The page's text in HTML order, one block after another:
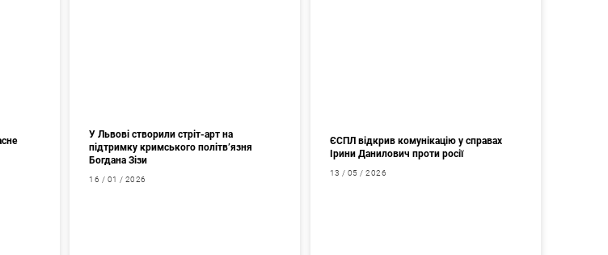
У Львові створили стріт-арт на
підтримку кримського політв’язня
Богдана Зізи
16 / 01 / 2026
ЄСПЛ відкрив комунікацію у справах
Ірини Данилович проти росії
13 / 05 / 2026